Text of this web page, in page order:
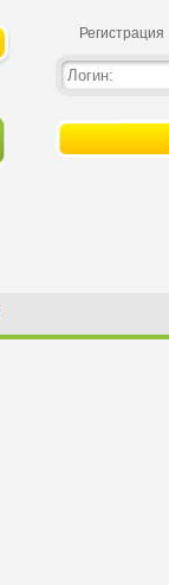
Регистрация